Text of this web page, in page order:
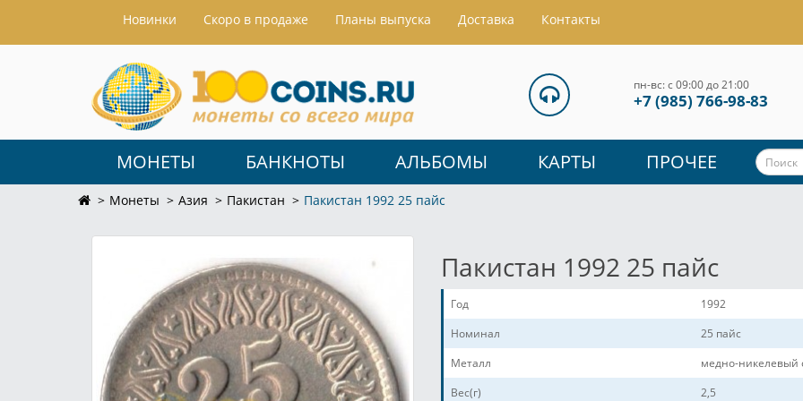
Hовинки Скоро в продаже Планы выпуска Доставка Контакты
пн-вс: с 09:00 до 21:00
+7 (985) 766-98-83
МОНЕТЫ БАНКНОТЫ АЛЬБОМЫ КАРТЫ ПРОЧЕЕ
Монеты Азия Пакистан Пакистан 1992 25 пайс
Пакистан 1992 25 пайс
Год
1992
Номинал
25 пайс
Металл
медно-никелевый
Вес(г)
2,5